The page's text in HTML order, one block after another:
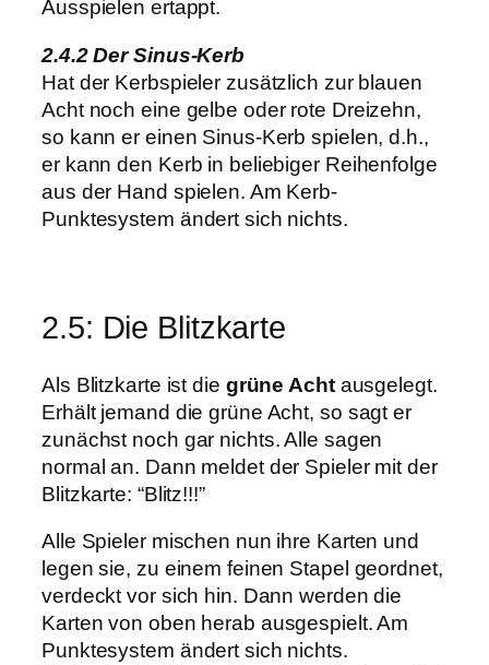
Ausspielen ertappt.
2.4.2 Der Sinus-Kerb
Hat der Kerbspieler zusätzlich zur blauen
Acht noch eine gelbe oder rote Dreizehn,
so kann er einen Sinus-Kerb spielen, d.h.,
er kann den Kerb in beliebiger Reihenfolge
aus der Hand spielen. Am Kerb-
Punktesystem ändert sich nichts.
2.5: Die Blitzkarte
Als Blitzkarte ist die grüne Acht ausgelegt.
Erhält jemand die grüne Acht, so sagt er
zunächst noch gar nichts. Alle sagen
normal an. Dann meldet der Spieler mit der
Blitzkarte: “Blitz!!!”
Alle Spieler mischen nun ihre Karten und
legen sie, zu einem feinen Stapel geordnet,
verdeckt vor sich hin. Dann werden die
Karten von oben herab ausgespielt. Am
Punktesystem ändert sich nichts.